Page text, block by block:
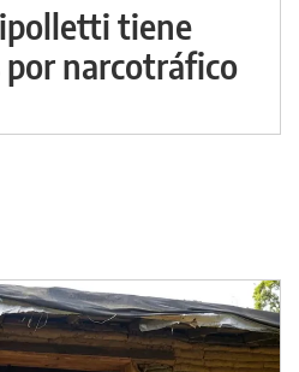
tiene
narcotráfico